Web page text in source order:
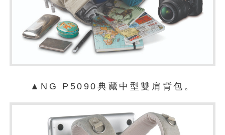
▲NG P5090典藏中型雙肩背包。